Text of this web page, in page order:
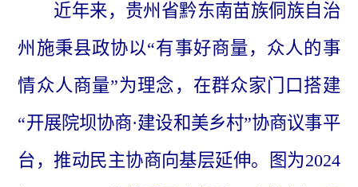
近年来，贵州省黔东南苗族侗族自治
州施秉县政协以“有事好商量，众人的事
情众人商量”为理念，在群众家门口搭建
“开展院坝协商·建设和美乡村”协商议事平
台，推动民主协商向基层延伸。图为2024